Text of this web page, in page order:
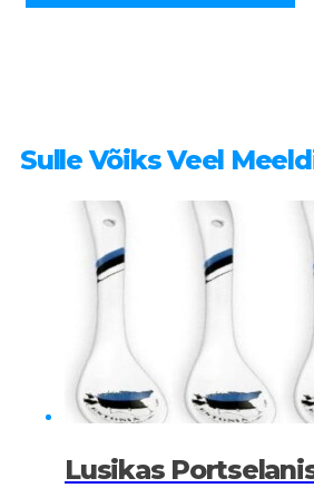
Sulle Võiks Veel
Lusikas